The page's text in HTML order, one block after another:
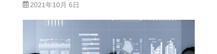
2021年10月 6日